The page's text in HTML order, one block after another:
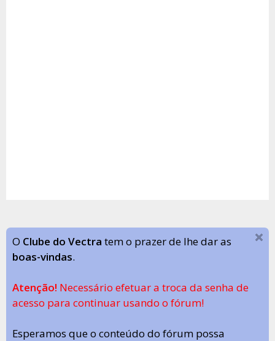
O Clube do Vectra tem o prazer de lhe dar as
boas-vindas.
Atenção! Necessário efetuar a troca da senha de
acesso para continuar usando o fórum!
Esperamos que o conteúdo do fórum possa